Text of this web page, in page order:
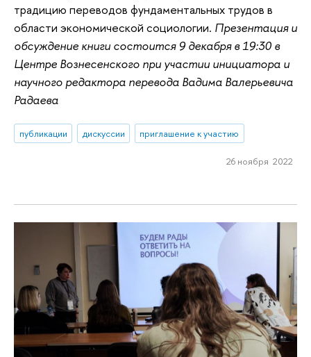
традицию переводов фундаментальных трудов в
области экономической социологии. Презентация и
обсуждение книги состоится 9 декабря в 19:30 в
Центре Вознесенского при участии инициатора и
научного редактора перевода Вадима Валерьевича
Радаева
публикации дискуссии приглашение к участию
26 ноября 2022